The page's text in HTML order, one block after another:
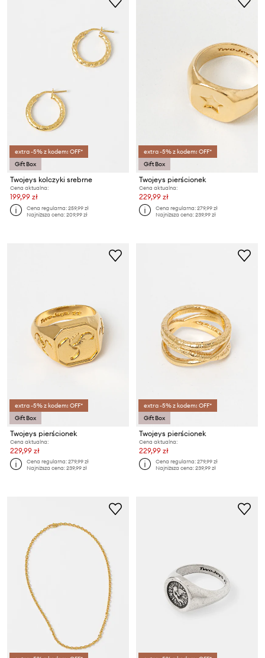
extra -5% z kodem: OFF*
Gift Box
Twojeys kolczyki srebrne
Cena aktualna:
199,99 zł
Cena regularna:259,99 zł
Najniższa cena:209,99 zł
extra -5% z kodem: OFF*
Gift Box
Twojeys pierścionek
Cena aktualna:
229,99 zł
Cena regularna:279,99 zł
Najniższa cena:239,99 zł
extra -5% z kodem: OFF*
Gift Box
Twojeys pierścionek
Cena aktualna:
229,99 zł
Cena regularna:279,99 zł
Najniższa cena:239,99 zł
extra -5% z kodem: OFF*
Gift Box
Twojeys pierścionek
Cena aktualna:
229,99 zł
Cena regularna:279,99 zł
Najniższa cena:239,99 zł